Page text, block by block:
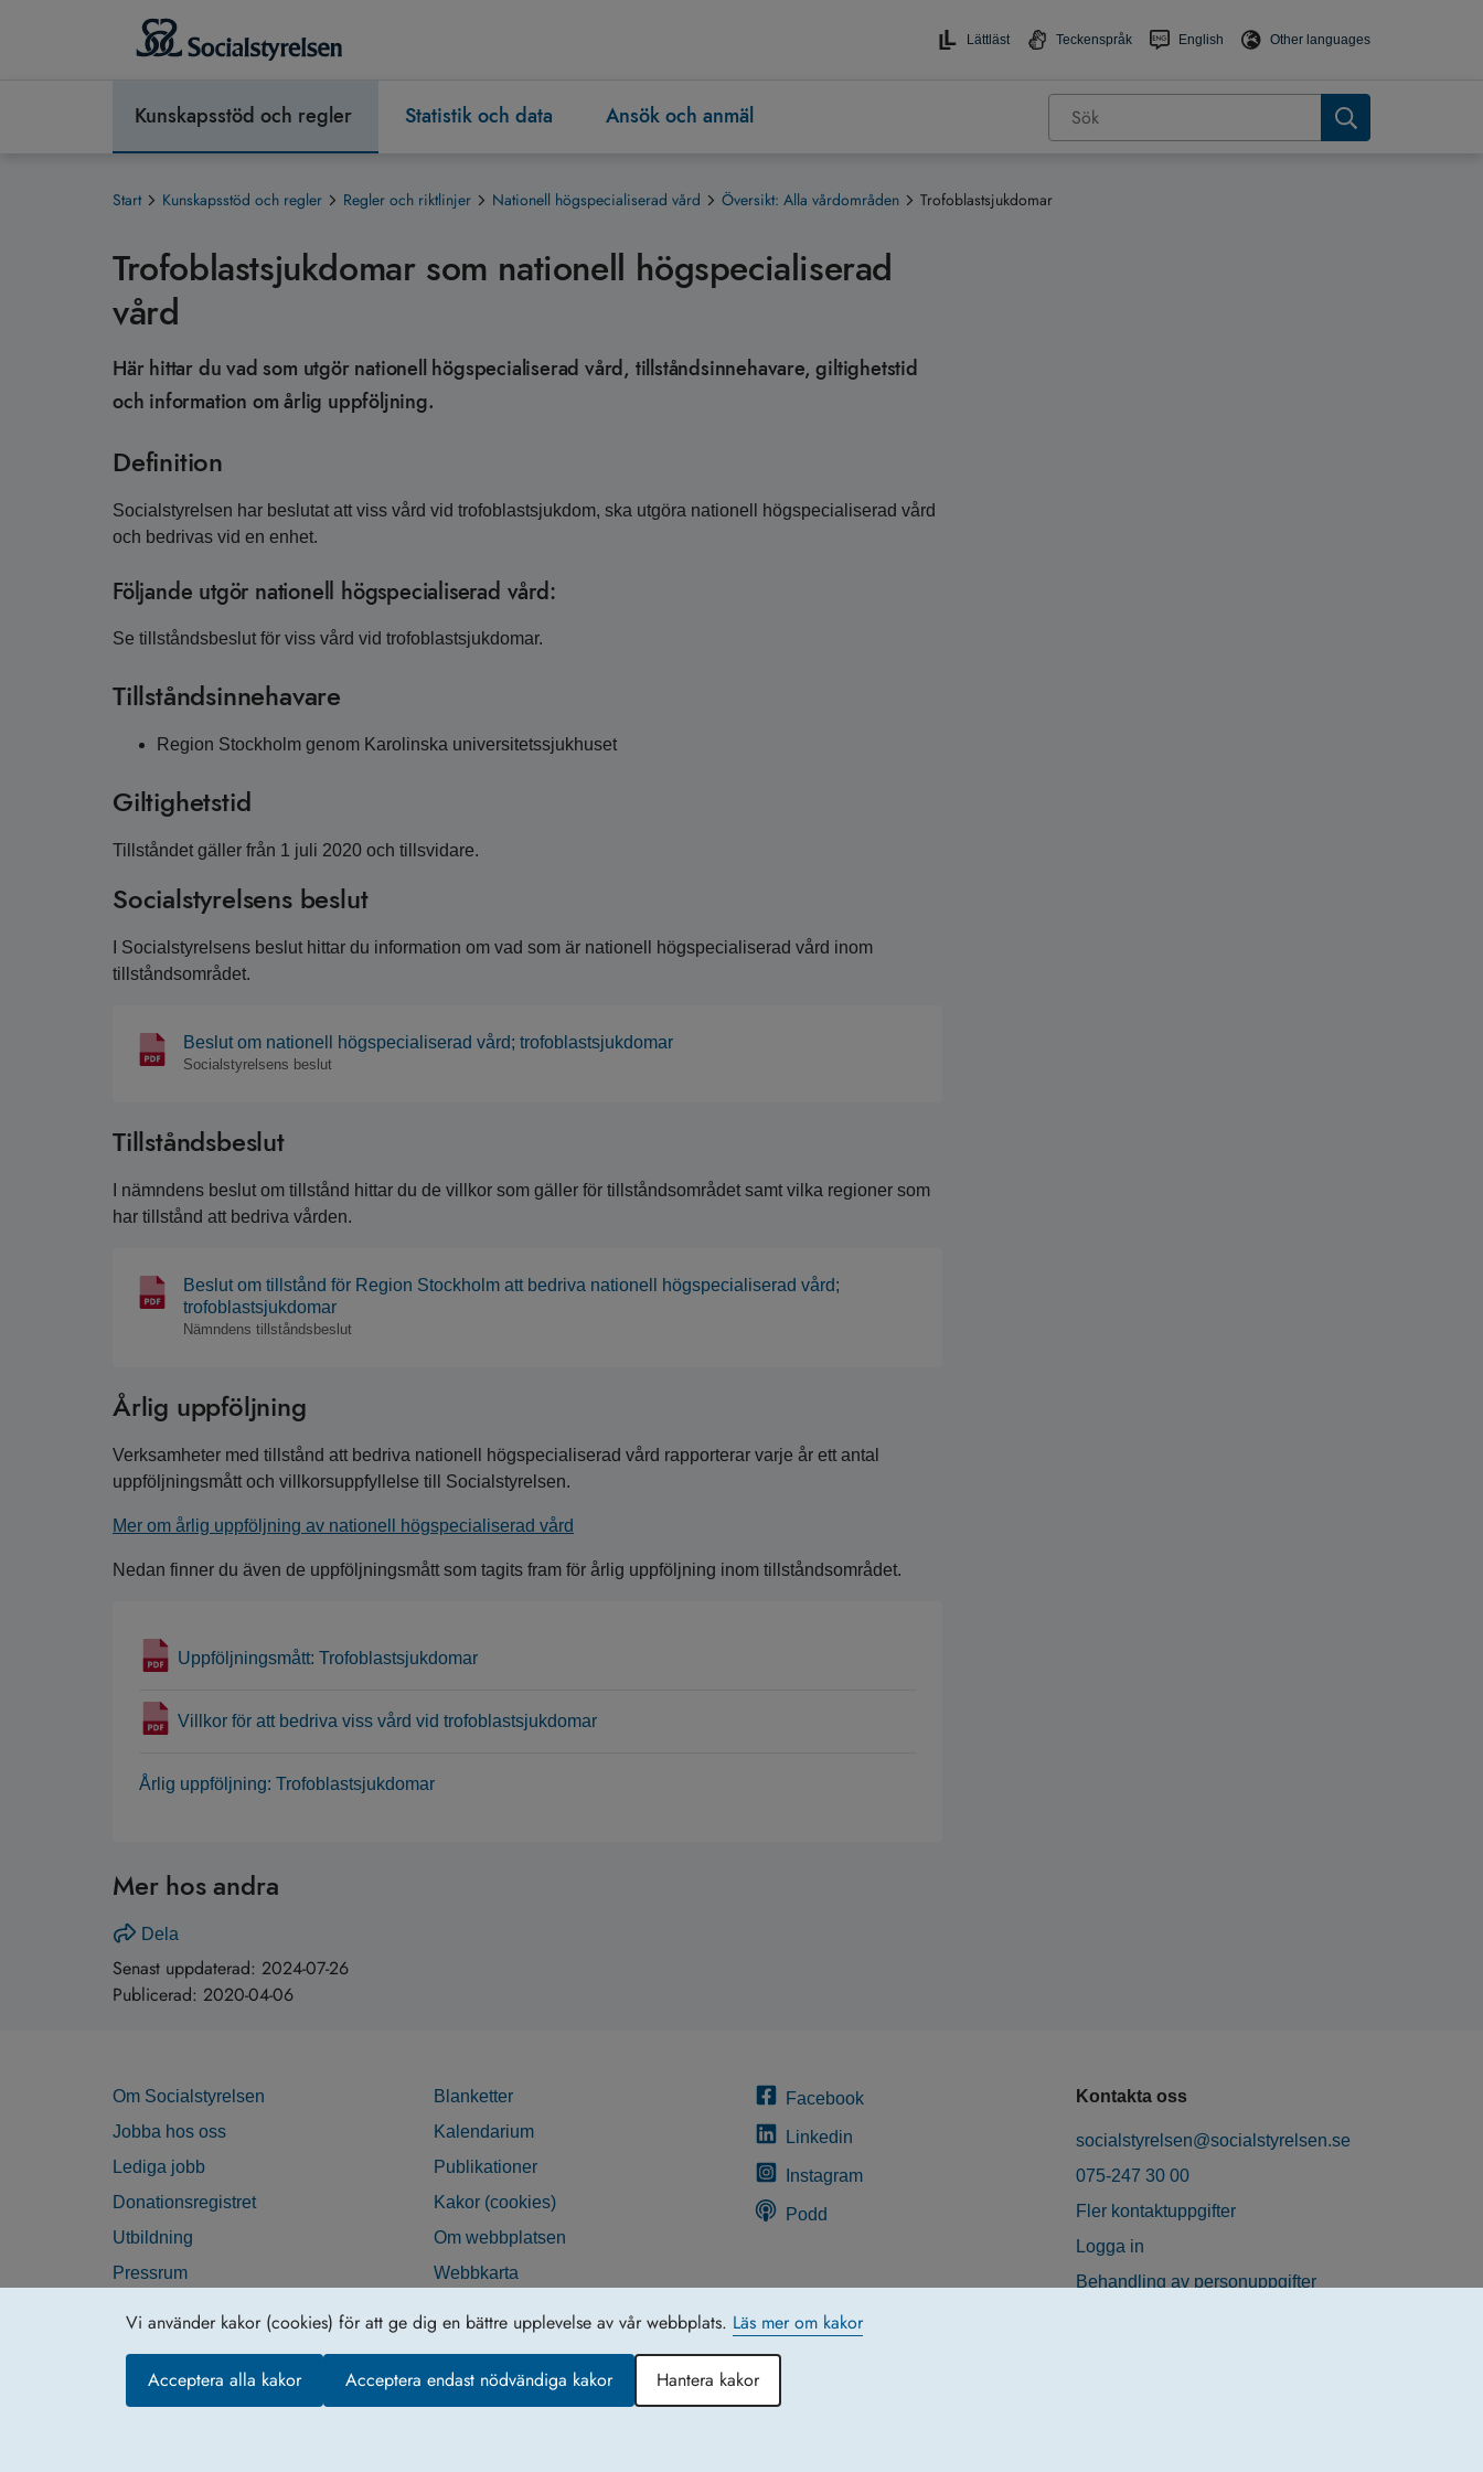
Vi använder kakor (cookies) för att ge dig en bättre upplevelse av vår webbplats. Läs mer om kakor
Acceptera alla kakor Acceptera endast nödvändiga kakor Hantera kakor
Lättläst Teckenspråk English Other languages
Kunskapsstöd och regler Statistik och data Ansök och anmäl
Start Kunskapsstöd och regler Regler och riktlinjer Nationell högspecialiserad vård Översikt: Alla vårdområden Trofoblastsjukdomar
Trofoblastsjukdomar som nationell högspecialiserad
vård
Här hittar du vad som utgör nationell högspecialiserad vård, tillståndsinnehavare, giltighetstid
och information om årlig uppföljning.
Definition
Socialstyrelsen har beslutat att viss vård vid trofoblastsjukdom, ska utgöra nationell högspecialiserad vård
och bedrivas vid en enhet.
Följande utgör nationell högspecialiserad vård:
Se tillståndsbeslut för viss vård vid trofoblastsjukdomar.
Tillståndsinnehavare
Region Stockholm genom Karolinska universitetssjukhuset
Giltighetstid
Tillståndet gäller från 1 juli 2020 och tillsvidare.
Socialstyrelsens beslut
I Socialstyrelsens beslut hittar du information om vad som är nationell högspecialiserad vård inom
tillståndsområdet.
Beslut om nationell högspecialiserad vård; trofoblastsjukdomar
Socialstyrelsens beslut
Tillståndsbeslut
I nämndens beslut om tillstånd hittar du de villkor som gäller för tillståndsområdet samt vilka regioner som
har tillstånd att bedriva vården.
Beslut om tillstånd för Region Stockholm att bedriva nationell högspecialiserad vård;
trofoblastsjukdomar
Nämndens tillståndsbeslut
Årlig uppföljning
Verksamheter med tillstånd att bedriva nationell högspecialiserad vård rapporterar varje år ett antal
uppföljningsmått och villkorsuppfyllelse till Socialstyrelsen.
Mer om årlig uppföljning av nationell högspecialiserad vård
Nedan finner du även de uppföljningsmått som tagits fram för årlig uppföljning inom tillståndsområdet.
Uppföljningsmått: Trofoblastsjukdomar
Villkor för att bedriva viss vård vid trofoblastsjukdomar
Årlig uppföljning: Trofoblastsjukdomar
Mer hos andra
Dela
Senast uppdaterad: 2024-07-26
Publicerad: 2020-04-06
Om Socialstyrelsen
Jobba hos oss
Lediga jobb
Donationsregistret
Utbildning
Pressrum
Blanketter
Kalendarium
Publikationer
Kakor (cookies)
Om webbplatsen
Webbkarta
Facebook
Linkedin
Instagram
Podd
Kontakta oss
socialstyrelsen@socialstyrelsen.se
075-247 30 00
Fler kontaktuppgifter
Logga in
Behandling av personuppgifter